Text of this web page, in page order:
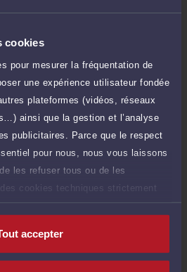
cookies
pour mesurer la fréquentation de
une expérience utilisateur fondée
plateformes (vidéos, réseaux
ainsi que la gestion et l’analyse
publicitaires. Parce que le respect
pour nous, nous vous laissons
les refuser tous ou de les
cookies techniques strictement
du site.
accepter
écrite
dossier + possibilité
jointe
250 €
TTC
Consulter par écrit
honoraires ou une facture
payer une facture ou des
l’avocat par Carte Bancaire.
Payer